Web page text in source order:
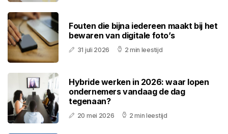
Fouten die bijna iedereen maakt bij het
bewaren van digitale foto’s
31 juli 2026 2 min leestijd
Hybride werken in 2026: waar lopen
ondernemers vandaag de dag
tegenaan?
20 mei 2026 2 min leestijd